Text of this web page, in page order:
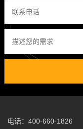
电话：400-660-1826